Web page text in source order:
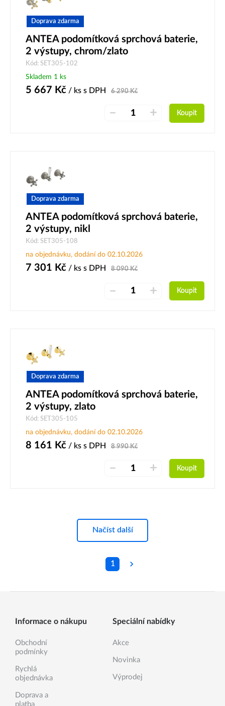
Doprava zdarma
ANTEA podomítková sprchová baterie,
2 výstupy, chrom/zlato
Kód: SET305-102
Skladem 1 ks
5 667 Kč / ks s DPH 6 290Kč
– + Koupit
Doprava zdarma
ANTEA podomítková sprchová baterie,
2 výstupy, nikl
Kód: SET305-108
na objednávku, dodání do 02.10.2026
7 301 Kč / ks s DPH 8 090Kč
– + Koupit
Doprava zdarma
ANTEA podomítková sprchová baterie,
2 výstupy, zlato
Kód: SET305-105
na objednávku, dodání do 02.10.2026
8 161 Kč / ks s DPH 8 990Kč
– + Koupit
Načíst další
1
Informace o nákupu
Obchodní
podmínky
Rychlá
objednávka
Doprava a
platba
Speciální nabídky
Akce
Novinka
Výprodej